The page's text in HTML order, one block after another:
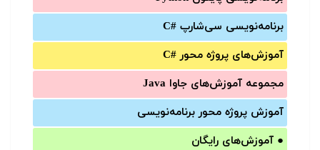
برنامه‌‌نویسی سی‌شارپ C#‎
آموزش‌های پروژه محور #C
مجموعه آموزش‌های جاوا Java
آموزش‌ پروژه محور برنامه‌نویسی
● آموزش‌های رایگان